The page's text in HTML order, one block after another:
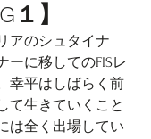
】
アのシュタイナ
ーに移してのFISレ
幸平はしばらく前
て生きていくこと
は全く出場してい